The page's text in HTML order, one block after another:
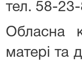
тел. 58-
Обласна
матері та